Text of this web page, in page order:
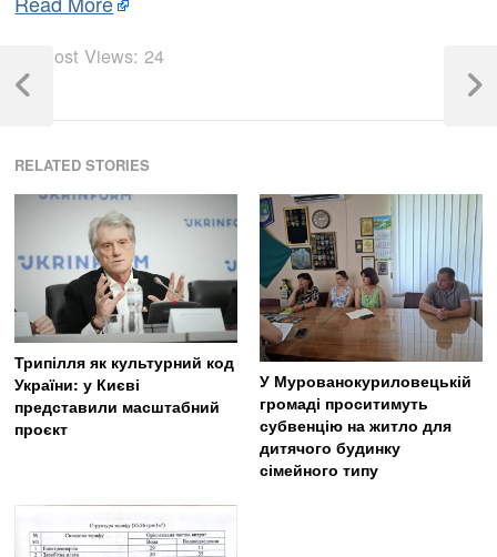
Post Views: 24
RELATED STORIES
Трипілля як культурний код
України: у Києві
представили масштабний
проєкт
У Мурованокуриловецькій
громаді проситимуть
субвенцію на житло для
дитячого будинку
сімейного типу
Навігація
записів
Previous
Next
Post